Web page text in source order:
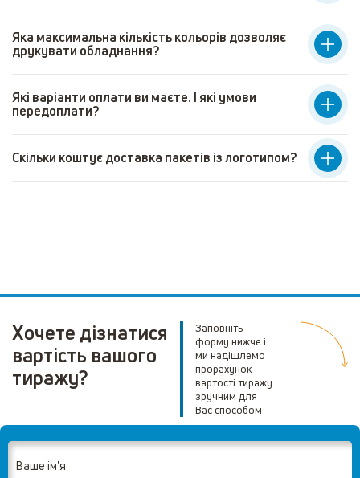
Яка максимальна кількість кольорів дозволяє
друкувати обладнання?
Які варіанти оплати ви маєте. І які умови
передоплати?
Скільки коштує доставка пакетів із логотипом?
Хочете дізнатися
вартість вашого
тиражу?
Заповніть
форму нижче і
ми надішлемо
прорахунок
вартості тиражу
зручним для
Вас способом